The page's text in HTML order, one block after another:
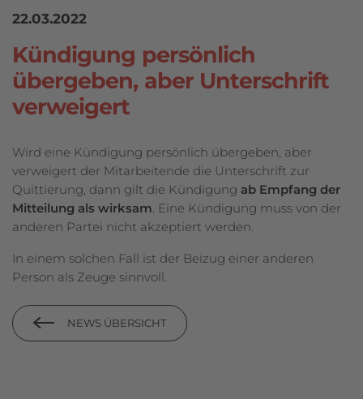
22.03.2022
Kündigung persönlich
übergeben, aber Unterschrift
verweigert
Wird eine Kündigung persönlich übergeben, aber
verweigert der Mitarbeitende die Unterschrift zur
Quittierung, dann gilt die Kündigung ab Empfang der
Mitteilung als wirksam . Eine Kündigung muss von der
anderen Partei nicht akzeptiert werden.
In einem solchen Fall ist der Beizug einer anderen
Person als Zeuge sinnvoll.
NEWS ÜBERSICHT